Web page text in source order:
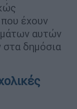
έχουν
αυτών
στα δημόσια